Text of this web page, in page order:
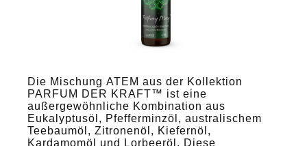
Die Mischung ATEM aus der Kollektion
PARFUM DER KRAFT™ ist eine
außergewöhnliche Kombination aus
Eukalyptusöl, Pfefferminzöl, australischem
Teebaumöl, Zitronenöl, Kiefernöl,
Kardamomöl und Lorbeeröl. Diese